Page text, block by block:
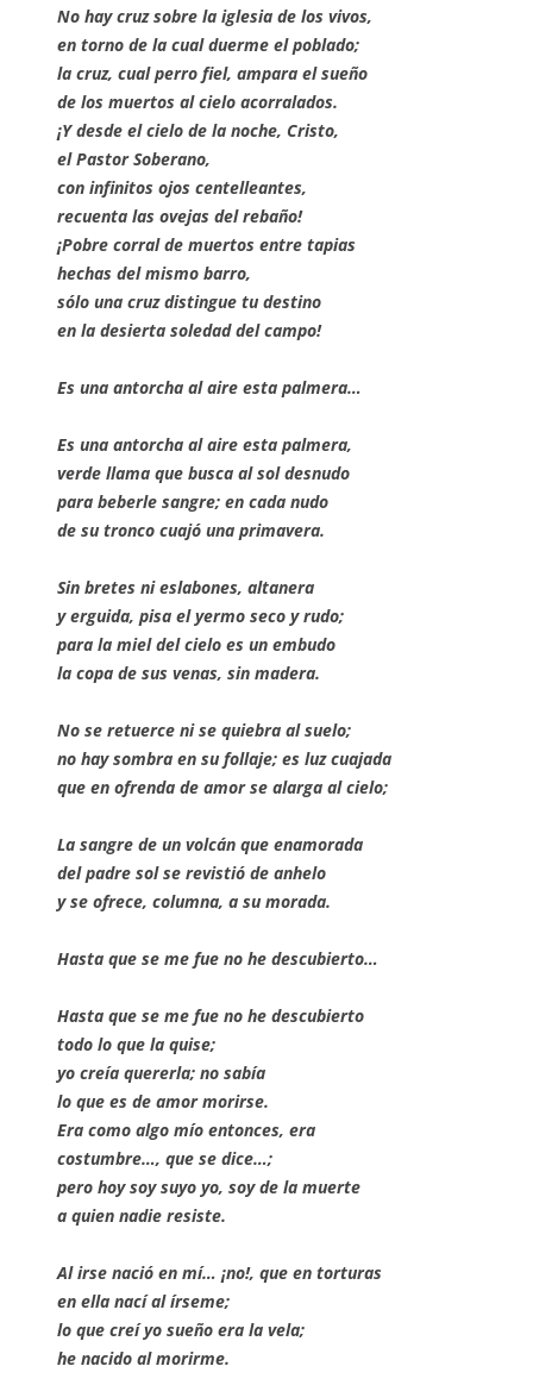
No hay cruz sobre la iglesia de los vivos,
en torno de la cual duerme el poblado;
la cruz, cual perro fiel, ampara el sueño
de los muertos al cielo acorralados.
¡Y desde el cielo de la noche, Cristo,
el Pastor Soberano,
con infinitos ojos centelleantes,
recuenta las ovejas del rebaño!
¡Pobre corral de muertos entre tapias
hechas del mismo barro,
sólo una cruz distingue tu destino
en la desierta soledad del campo!
Es una antorcha al aire esta palmera…
Es una antorcha al aire esta palmera,
verde llama que busca al sol desnudo
para beberle sangre; en cada nudo
de su tronco cuajó una primavera.
Sin bretes ni eslabones, altanera
y erguida, pisa el yermo seco y rudo;
para la miel del cielo es un embudo
la copa de sus venas, sin madera.
No se retuerce ni se quiebra al suelo;
no hay sombra en su follaje; es luz cuajada
que en ofrenda de amor se alarga al cielo;
La sangre de un volcán que enamorada
del padre sol se revistió de anhelo
y se ofrece, columna, a su morada.
Hasta que se me fue no he descubierto…
Hasta que se me fue no he descubierto
todo lo que la quise;
yo creía quererla; no sabía
lo que es de amor morirse.
Era como algo mío entonces, era
costumbre…, que se dice…;
pero hoy soy suyo yo, soy de la muerte
a quien nadie resiste.
Al irse nació en mí… ¡no!, que en torturas
en ella nací al írseme;
lo que creí yo sueño era la vela;
he nacido al morirme.